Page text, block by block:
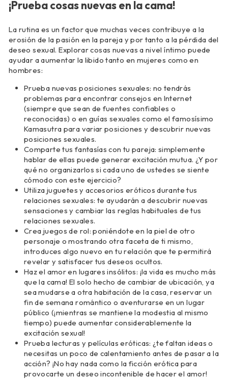
¡Prueba cosas nuevas en la cama!
La rutina es un factor que muchas veces contribuye a la
erosión de la pasión en la pareja y por tanto a la pérdida del
deseo sexual. Explorar cosas nuevas a nivel íntimo puede
ayudar a aumentar la libido tanto en mujeres como en
hombres:
Prueba nuevas posiciones sexuales: no tendrás
problemas para encontrar consejos en Internet
(siempre que sean de fuentes confiables o
reconocidas) o en guías sexuales como el famosísimo
Kamasutra para variar posiciones y descubrir nuevas
posiciones sexuales.
Comparte tus fantasías con tu pareja: simplemente
hablar de ellas puede generar excitación mutua. ¿Y por
qué no organizarlos si cada uno de ustedes se siente
cómodo con este ejercicio?
Utiliza juguetes y accesorios eróticos durante tus
relaciones sexuales: te ayudarán a descubrir nuevas
sensaciones y cambiar las reglas habituales de tus
relaciones sexuales.
Crea juegos de rol: poniéndote en la piel de otro
personaje o mostrando otra faceta de ti mismo,
introduces algo nuevo en tu relación que te permitirá
revelar y satisfacer tus deseos ocultos.
Haz el amor en lugares insólitos: ¡la vida es mucho más
que la cama! El solo hecho de cambiar de ubicación, ya
sea mudarse a otra habitación de la casa, reservar un
fin de semana romántico o aventurarse en un lugar
público (¡mientras se mantiene la modestia al mismo
tiempo) puede aumentar considerablemente la
excitación sexual!
Prueba lecturas y películas eróticas: ¿te faltan ideas o
necesitas un poco de calentamiento antes de pasar a la
acción? ¡No hay nada como la ficción erótica para
provocarte un deseo incontenible de hacer el amor!